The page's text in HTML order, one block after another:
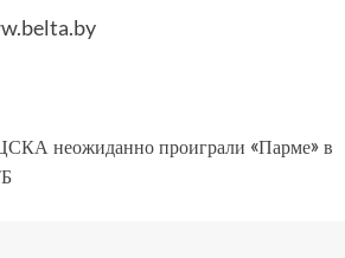
неожиданно проиграли «Парме» в